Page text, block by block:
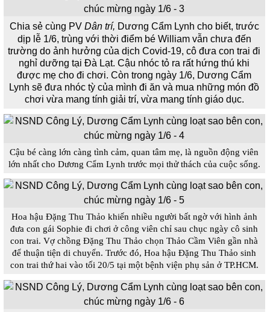
Chia sẻ cùng PV Dân trí, Dương Cẩm Lynh cho biết, trước
dịp lễ 1/6, trùng với thời điểm bé William vẫn chưa đến
trường do ảnh hưởng của dịch Covid-19, cô đưa con trai đi
nghỉ dưỡng tại Đà Lạt. Cậu nhóc tỏ ra rất hứng thú khi
được mẹ cho đi chơi. Còn trong ngày 1/6, Dương Cẩm
Lynh sẽ đưa nhóc tỳ của mình đi ăn và mua những món đồ
chơi vừa mang tính giải trí, vừa mang tính giáo dục.
Cậu bé càng lớn càng tình cảm, quan tâm mẹ, là nguồn động viên
lớn nhất cho Dương Cẩm Lynh trước mọi thử thách của cuộc sống.
Hoa hậu Đặng Thu Thảo khiến nhiều người bất ngờ với hình ảnh
đưa con gái Sophie đi chơi ở công viên chỉ sau chục ngày cô sinh
con trai. Vợ chồng Đặng Thu Thảo chọn Thảo Cầm Viên gần nhà
để thuận tiện di chuyển. Trước đó, Hoa hậu Đặng Thu Thảo sinh
con trai thứ hai vào tối 20/5 tại một bệnh viện phụ sản ở TP.HCM.